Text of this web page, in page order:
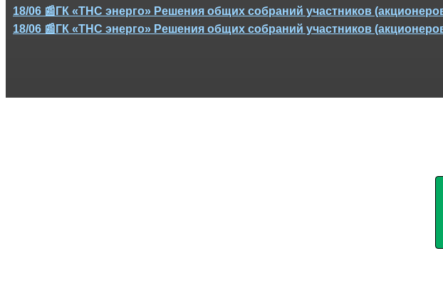
18/06 📰ГК «ТНС энерго» Решения общих собраний участников
18/06 📰ГК «ТНС энерго» Решения общих собраний участников